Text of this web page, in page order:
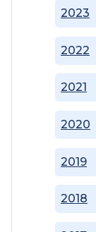
2018
2019
2020
2021
2022
2023